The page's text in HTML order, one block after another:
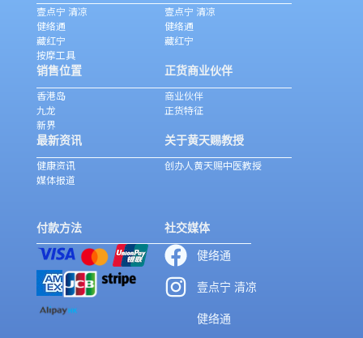
壹点宁 清凉
健络通
藏红宁
按摩工具
壹点宁 清凉
健络通
藏红宁
销售位置
香港岛
九龙
新界
正货商业伙伴
商业伙伴
正货特征
最新资讯
健康资讯
媒体报道
关于黄天赐教授
创办人黄天赐中医教授
付款方法 社交媒体
健络通
壹点宁 清凉
健络通